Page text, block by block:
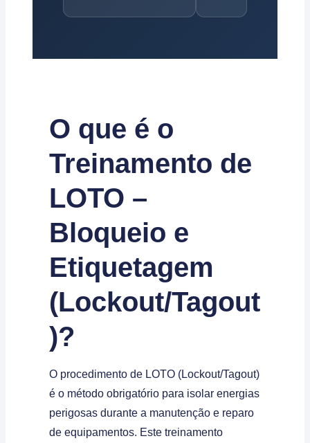
O que é o
Treinamento de
LOTO –
Bloqueio e
Etiquetagem
(Lockout/Tagout
)?
O procedimento de LOTO (Lockout/Tagout)
é o método obrigatório para isolar energias
perigosas durante a manutenção e reparo
de equipamentos. Este treinamento